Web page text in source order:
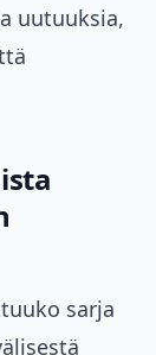
uutuuksia,
sarja